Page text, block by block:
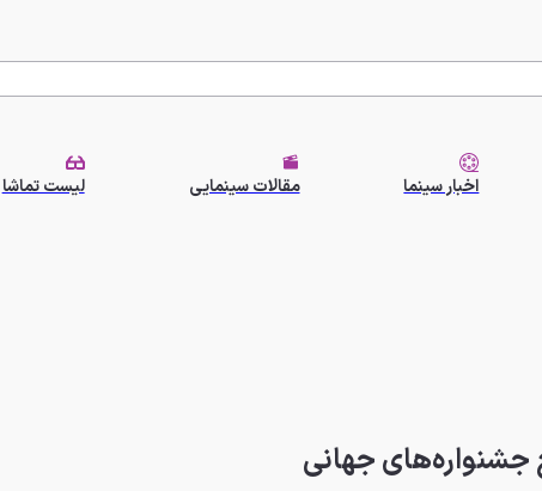
اخبار سینما مقالات سینمایی لیست تماشا
جشنواره‌های جهانی